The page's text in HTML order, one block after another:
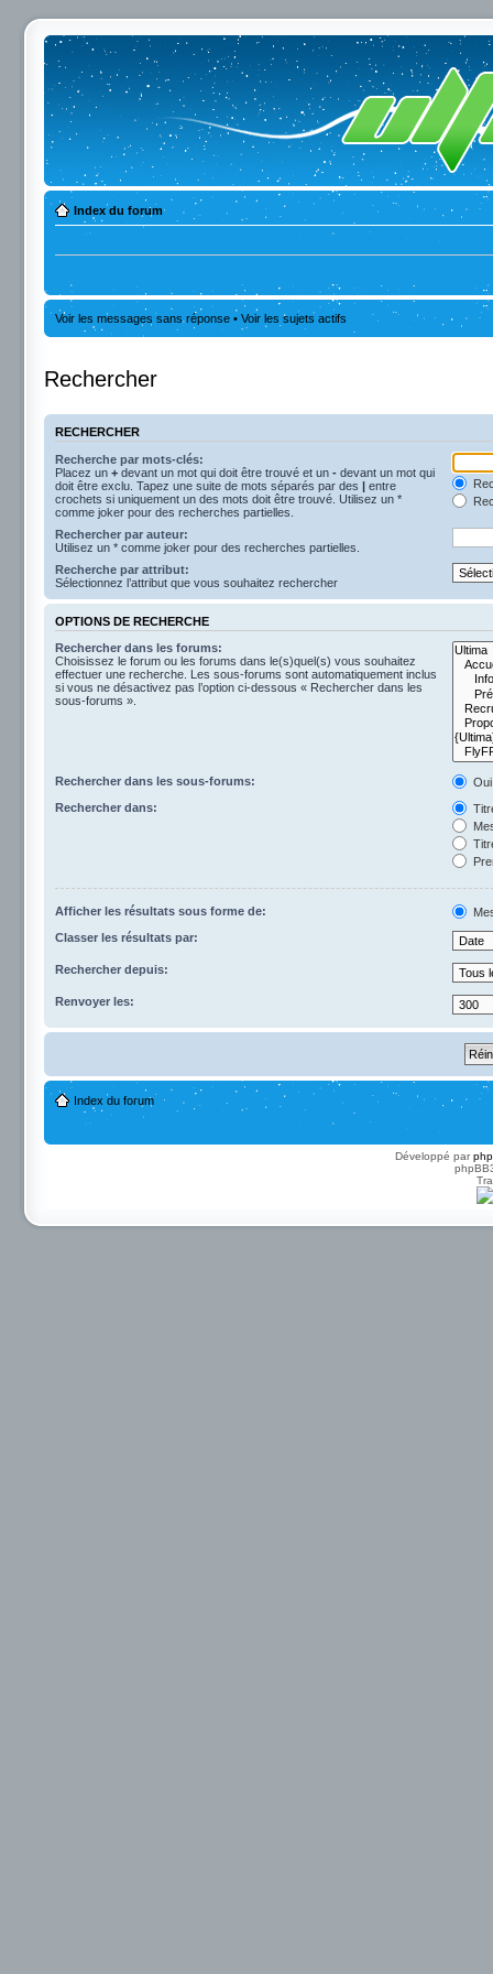
Index du forum
Voir les messages sans réponse • Voir les sujets actifs
Rechercher
RECHERCHER
Recherche par mots-clés:
Placez un + devant un mot qui doit être trouvé et un - devant un mot qui
doit être exclu. Tapez une suite de mots séparés par des | entre
crochets si uniquement un des mots doit être trouvé. Utilisez un *
comme joker pour des recherches partielles.
Rechercher par auteur:
Utilisez un * comme joker pour des recherches partielles.
Recherche par attribut:
Sélectionnez l’attribut que vous souhaitez rechercher
OPTIONS DE RECHERCHE
Rechercher dans les forums:
Choisissez le forum ou les forums dans le(s)quel(s) vous souhaitez
effectuer une recherche. Les sous-forums sont automatiquement inclus
si vous ne désactivez pas l’option ci-dessous « Rechercher dans les
sous-forums ».
Rechercher dans les sous-forums:
Oui
Rechercher dans:
Afficher les résultats sous forme de:
Classer les résultats par:
Rechercher depuis:
Renvoyer les:
Index du forum
Développé par